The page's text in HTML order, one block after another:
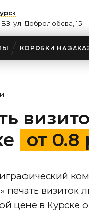
ул. Добролюбова, 15
КОРОБКИ НА
от 0.8
печать визиток
цене в Курске